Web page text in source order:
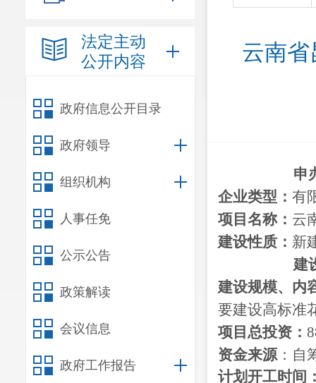
法定主动
公开内容
政府信息公开目录
政府领导
组织机构
人事任免
公示公告
政策解读
会议信息
政府工作报告
云南
申
企业类型： 有
项目名称： 云
建设性质： 新
建
建设规模、 内
要建设高标准
项目总投资：
资金来源： 自
计划开工时间